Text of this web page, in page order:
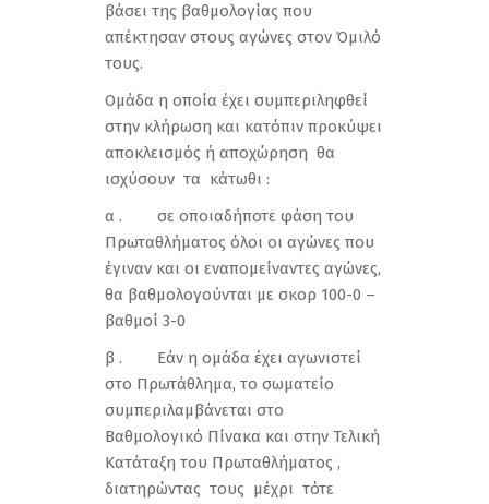
βάσει της βαθμολογίας που
απέκτησαν στους αγώνες στον Όμιλό
τους.
Ομάδα η οποία έχει συμπεριληφθεί
στην κλήρωση και κατόπιν προκύψει
αποκλεισμός ή αποχώρηση θα
ισχύσουν τα κάτωθι :
α . σε οποιαδήποτε φάση του
Πρωταθλήματος όλοι οι αγώνες που
έγιναν και οι εναπομείναντες αγώνες,
θα βαθμολογούνται με σκορ 100-0 –
βαθμοί 3-0
β . Εάν η ομάδα έχει αγωνιστεί
στο Πρωτάθλημα, το σωματείο
συμπεριλαμβάνεται στο
Βαθμολογικό Πίνακα και στην Τελική
Κατάταξη του Πρωταθλήματος ,
διατηρώντας τους μέχρι τότε